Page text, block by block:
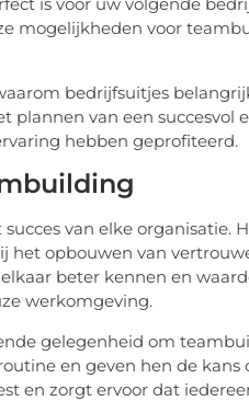
is voor uw volgende
mogelijkheden voor
bedrijfsuitjes
plannen van een
hebben geprofiteerd.
van elke
het opbouwen van
beter kennen en
werkomgeving.
gelegenheid om
en geven hen de
en zorgt ervoor dat